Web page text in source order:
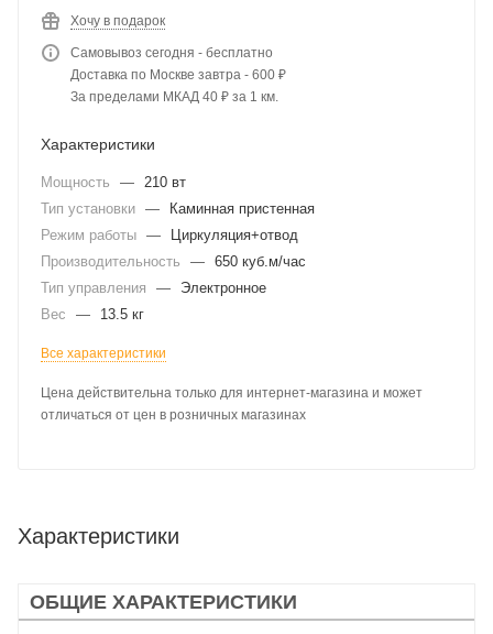
Хочу в подарок
Самовывоз сегодня - бесплатно
Доставка по Москве завтра - 600 ₽
За пределами МКАД 40 ₽ за 1 км.
Характеристики
Мощность — 210 вт
Тип установки —
Каминная пристенная
Режим работы —
Циркуляция+отвод
Производительность
— 650 куб.м/час
Тип управления
—
Электронное
Вес
— 13.5 кг
Все характеристики
Цена действительна только для интернет-магазина и может
отличаться от цен в розничных магазинах
Характеристики
ОБЩИЕ ХАРАКТЕРИСТИКИ